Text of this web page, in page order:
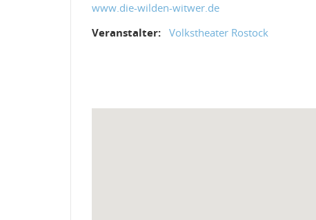
www.die-wilden-witwer.de
Veranstalter: Volkstheater Rostock